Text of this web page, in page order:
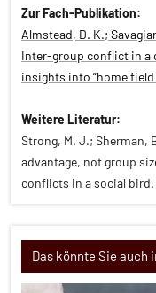
Zur Fach-Publikation:
Almstead, D. K.;
Inter-group conflict in a
insights into “home field
Weitere Literatur:
Strong, M. J.; Sherman,
advantage, not group
conflicts in a social bird.
Das könnte Sie auch